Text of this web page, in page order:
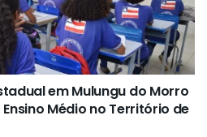
em Mulungu do Morro
Médio no Território de